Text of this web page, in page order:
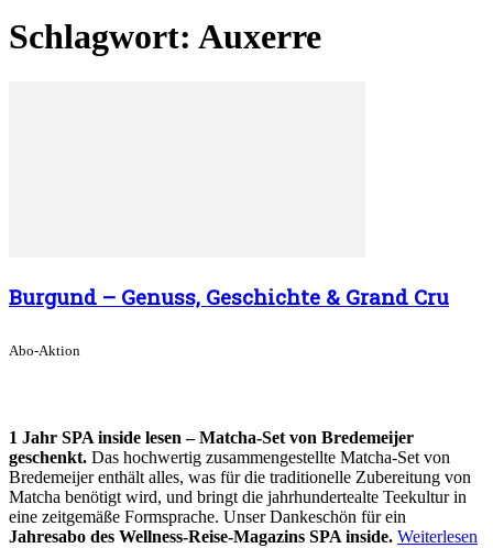
Schlagwort: Auxerre
Burgund – Genuss, Geschichte & Grand Cru
Abo-Aktion
1 Jahr SPA inside lesen – Matcha-Set von Bredemeijer
geschenkt. Das hochwertig zusammengestellte Matcha-Set von
Bredemeijer enthält alles, was für die traditionelle Zubereitung von
Matcha benötigt wird, und bringt die jahrhundertealte Teekultur in
eine zeitgemäße Formsprache. Unser Dankeschön für ein
Jahresabo des Wellness-Reise-Magazins SPA inside. Weiterlesen